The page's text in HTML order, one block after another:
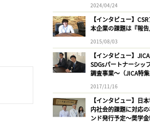
2024/04/24
【インタビュー】
本企業の課題は『報告
2015/08/03
【インタビュー】
SDGsパートナーシッ
調査事業〜（JICA特集
2017/11/16
【インタビュー】日
内社会的課題に対応
ンド発行予定〜奨学